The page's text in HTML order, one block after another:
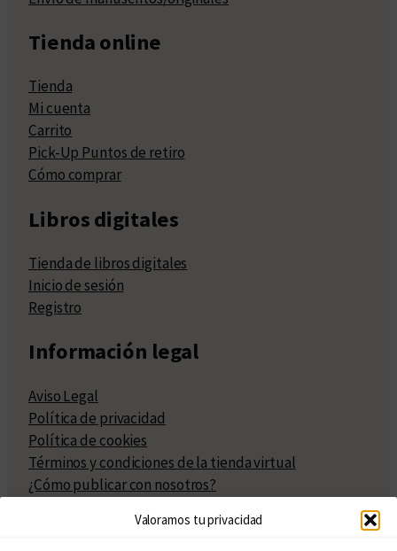
Valoramos tu privacidad
Tienda online
Tienda
Mi cuenta
Carrito
Pick-Up Puntos de retiro
Cómo comprar
Libros digitales
Tienda de libros digitales
Inicio de sesión
Registro
Información legal
Aviso Legal
Política de privacidad
Política de cookies
Términos y condiciones de la tienda virtual
¿Cómo publicar con nosotros?
Políticas de publicación